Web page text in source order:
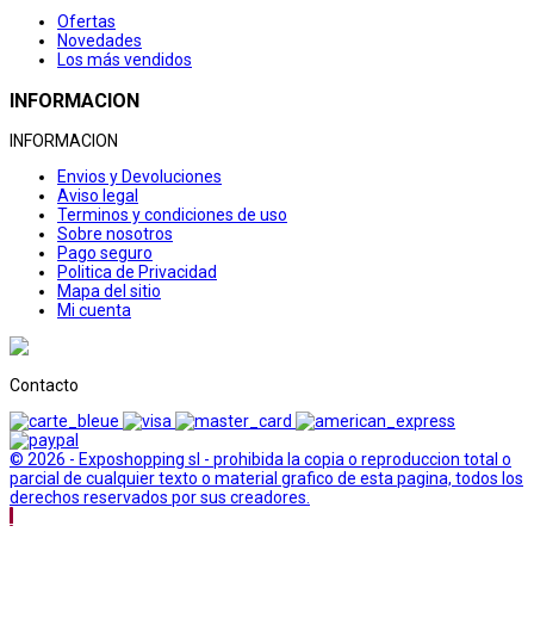
Ofertas
Novedades
Los más vendidos
INFORMACION
INFORMACION
Envios y Devoluciones
Aviso legal
Terminos y condiciones de uso
Sobre nosotros
Pago seguro
Politica de Privacidad
Mapa del sitio
Mi cuenta
Contacto
© 2026 - Exposhopping sl - prohibida la copia o reproduccion total o
parcial de cualquier texto o material grafico de esta pagina, todos los
derechos reservados por sus creadores.